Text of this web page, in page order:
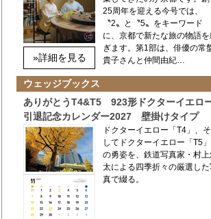
»詳細を見る
25周年を迎える今号では、
〝2〟と〝5〟をキーワード
に、京都で新たな旅の物語
ぎます。第1部は、俳優の常
貴子さんと仲間由紀…
ウェッジブックス
ありがとうT4&T5 923形ドクターイエロ
引退記念カレンダー2027 壁掛けタイプ
ドクターイエロー「T4」、そ
してドクターイエロー「T5」
の勇姿を、鉄道写真家・村
太による四季折々の厳選し
真で綴る。